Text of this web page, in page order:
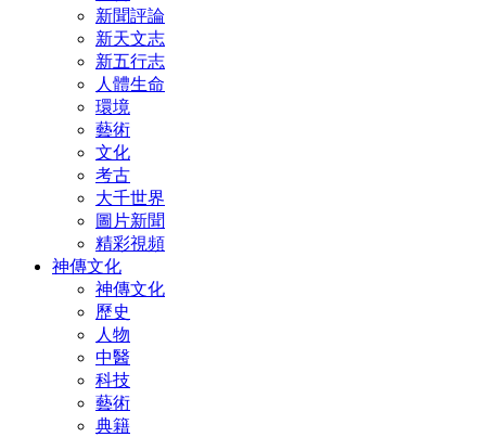
新聞評論
新天文志
新五行志
人體生命
環境
藝術
文化
考古
大千世界
圖片新聞
精彩視頻
神傳文化
神傳文化
歷史
人物
中醫
科技
藝術
典籍